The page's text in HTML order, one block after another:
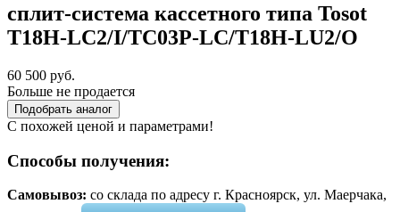
сплит-система кассетного типа Tosot
T18H-LC2/I/TС03P-LC/T18H-LU2/O
60 500 руб.
Больше не продается
Подобрать аналог
С похожей ценой и параметрами!
Способы получения:
Самовывоз: cо склада по адресу г. Красноярск, ул. Маерчака,